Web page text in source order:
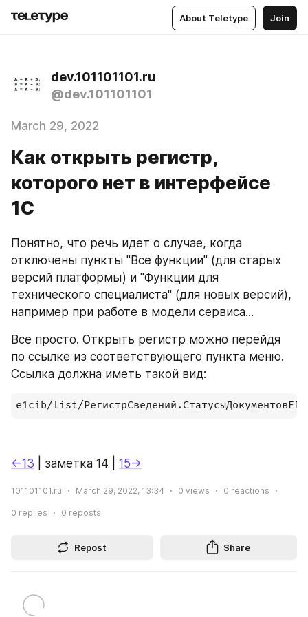
About Teletype Join
dev.101101101.ru
@dev.101101101
March 29, 2022
Как открыть регистр,
которого нет в интерфейсе
1С
Понятно, что речь идет о случае, когда
отключены пункты "Все функции" (для старых
версий платформы) и "Функции для
технического специалиста" (для новых версий),
например при работе в модели сервиса...
Все просто. Открыть регистр можно перейдя
по ссылке из соответствующего пункта меню.
Ссылка должна иметь такой вид:
e1cib/list/
←13 | заметка 14 | 15→
101101101.ru March 29, 2022, 13:34 0 views 0 reactions
0 replies 0 reposts
Repost Share